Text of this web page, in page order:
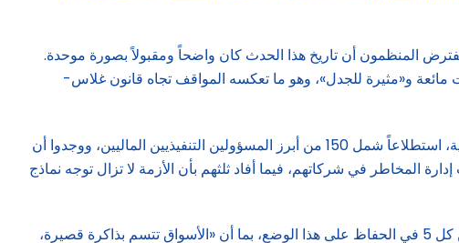
بالذاكرة، وهي أنها ليست محايدة أو مستقرة. ولننظر في انهيار وول ستريت عام 1929. فكثيراً ما يفترض المنظمون أن تاريخ هذا الحدث كان واضحاً ومقبولاً بصورة موحدة.
كذلك، إذ يشير توبياس فور وجيسيبي تيليسكا، المؤرخان الاقتصاديان، إلى أن الذكريات الشعبية حيال 1929، كانت مائعة و«مثيرة للجدل»، وهو ما تعكسه المواقف تجاه قانون غلاس-
وقد تظهر مثل هذه السيولة قريباً، في ما يتعلق بأزمة 2008. فقد أجرى يوسف كاسيس وبرونو باكيوتي من معهد الجامعة الأوروبية، استطلاعاً شمل 150 من أبرز المسؤولين التنفيذيين الماليين، ووجدوا أن
المخاطر في شركاتهم، فيما أفاد ثلثهم بأن الأزمة لا تزال توجه نماذج
في الوقت نفسه، يعتقد الثلثان أن المسؤولين التنظيميين كانوا محقين في إدخال إصلاحات مالية شاملة بعد 2008، ويرغب 4 من كل 5 في الحفاظ على هذا الوضع، بما أن «الأسواق تتسم بذاكرة قصيرة،